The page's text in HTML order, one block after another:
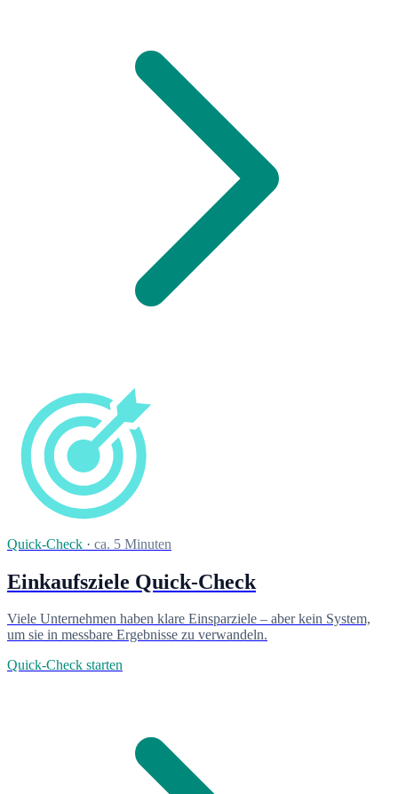
Quick-Check · ca. 5 Minuten
Einkaufsziele Quick-Check
Viele Unternehmen haben klare Einsparziele – aber kein System,
um sie in messbare Ergebnisse zu verwandeln.
Quick-Check starten